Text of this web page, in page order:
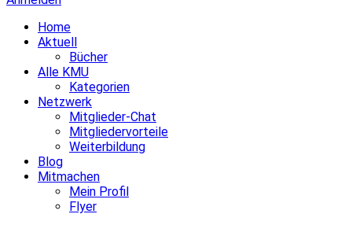
Home
Aktuell
Bücher
Alle KMU
Kategorien
Netzwerk
Mitglieder-Chat
Mitgliedervorteile
Weiterbildung
Blog
Mitmachen
Mein Profil
Flyer